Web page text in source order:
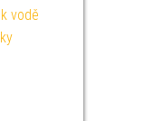
vodě